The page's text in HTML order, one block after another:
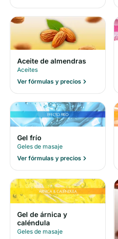
Aceite de almendras
Aceites
Ver fórmulas y precios
Gel frío
Geles de masaje
Ver fórmulas y precios
Gel de árnica y
caléndula
Geles de masaje